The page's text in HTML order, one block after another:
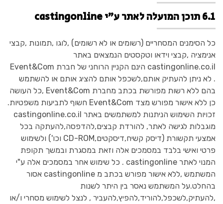
6.1 תוכן המועלה לאתר ע"י castingonline
כל הסימנים המסחריים (רשומים או לא רשומים) ,לוגו ,תמונות ,קבצי
אנימציה ,קבצי וידאו וטקסטים הנמצאים באתר
castingonline.co.il הינם הקניין הרוחני של חברת Event&Com
. לא ניתן להעתיק אותם,לשכפל אותם להציג אותם או להשתמש
בהם ללא רשות מפורשת בכתב מחברת Event&Com ,כל העושה
כן ללא אישור מפורש מצד Event&Com חשוף לתביעות משפטיות.
זכויות השימוש הניתנות למשתמשים באתר castingonline.co.il
מוגבלות לגישה לאתר, להורדת קבצים,להדפסה,להעתקה בכל
אמצעי תקשורת (דיסק קשיח,דיסקטים,CD-ROM וכו') ולשימוש
פרטי ואישי בלבד במסמכים אלה וזאת במסגרת ובמשך תקופת
המנוי לאתר castingonline . כל שימוש אחר במסמכים אלה ע"י
המשתמש ,ללא אישור מפורש בכתב מ castingonline אסור
בהחלט.על המשתמש נאסר בין היתר לשנות
,להעתיק,לשכפל,להוריד,להפיץ,להעביר , לנצל לשימוש מסחרי ו/או